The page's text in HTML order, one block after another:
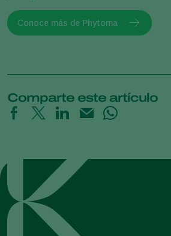
Conoce más de Phytoma
Comparte este artículo